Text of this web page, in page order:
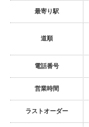
最寄り駅
道順
電話番号
営業時間
ラストオーダー